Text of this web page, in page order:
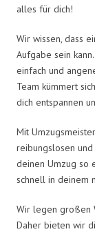
alles für dich!
Wir wissen, dass
Aufgabe sein
einfach und
Team kümmert
dich entspannen
Mit
reibungslosen
deinen Umzug so
schnell in deinem
Wir legen großen
Daher bieten wir